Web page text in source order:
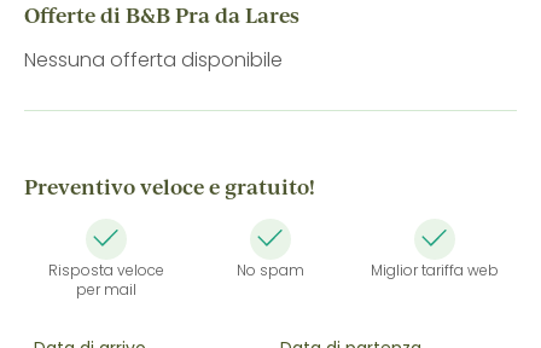
Offerte di B&B Pra da Lares
Nessuna offerta disponibile
Preventivo veloce e gratuito!
Risposta veloce
per mail
No spam Miglior tariffa web